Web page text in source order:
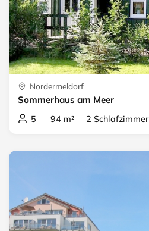
Nordermeldorf
Sommerhaus am Meer
5 94 m² 2 Schlafzimmer